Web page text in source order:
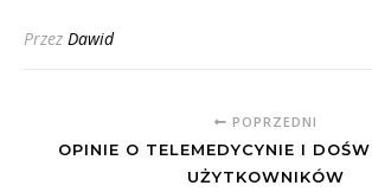
Przez Dawid
POPRZEDNI
OPINIE O TELEMEDYCYNIE I
UŻYTKOWNIKÓW